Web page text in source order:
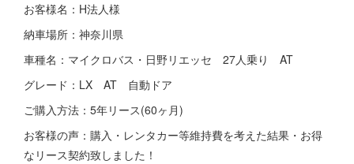
お客様名：H法人様
納車場所：神奈川県
車種名：マイクロバス・日野リエッセ 27人乗り AT
グレード：LX AT 自動ドア
ご購入方法：5年リース(60ヶ月)
お客様の声：購入・レンタカー等維持費を考えた結果・お得
なリース契約致しました！